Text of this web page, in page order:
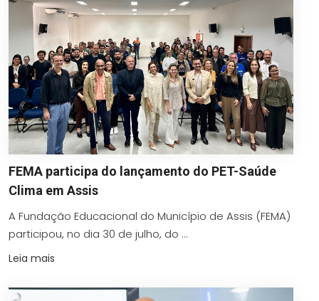
FEMA participa do lançamento do PET-Saúde
Clima em Assis
A Fundação Educacional do Município de Assis (FEMA)
participou, no dia 30 de julho, do ...
Leia mais